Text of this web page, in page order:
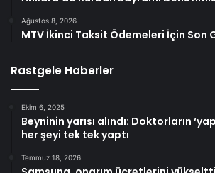
Ağustos 8, 2026
MTV İkinci Taksit Ödemeleri İçin Son
Rastgele Haberler
Ekim 6, 2025
Beyninin yarısı alındı: Doktorların
her şeyi tek tek yaptı
Temmuz 18, 2026